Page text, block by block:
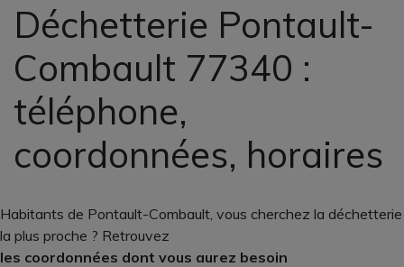
Déchetterie Pontault-
Combault 77340 :
téléphone,
coordonnées, horaires
Habitants de Pontault-Combault, vous cherchez la déchetterie
la plus proche ? Retrouvez
les coordonnées dont vous aurez besoin